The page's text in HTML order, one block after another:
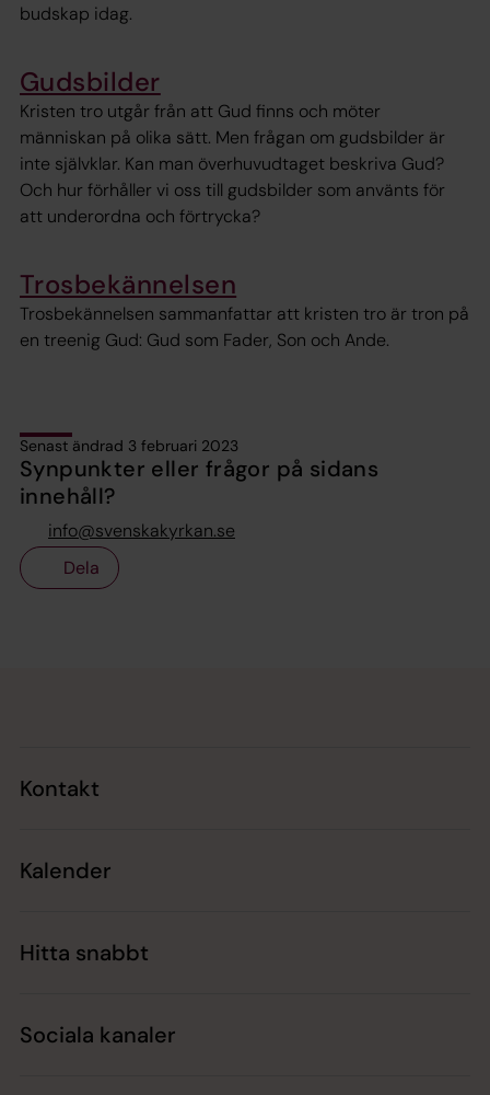
budskap idag.
Gudsbilder
Kristen tro utgår från att Gud finns och möter
människan på olika sätt. Men frågan om gudsbilder är
inte självklar. Kan man överhuvudtaget beskriva Gud?
Och hur förhåller vi oss till gudsbilder som använts för
att underordna och förtrycka?
Trosbekännelsen
Trosbekännelsen sammanfattar att kristen tro är tron på
en treenig Gud: Gud som Fader, Son och Ande.
Senast ändrad 3 februari 2023
Synpunkter eller frågor på sidans
innehåll?
info@svenskakyrkan.se
Dela
Kontakt
Kalender
Hitta snabbt
Sociala kanaler